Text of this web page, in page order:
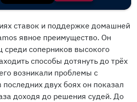
ставок и поддержке домашней
явное преимущество. Он
соперников высокого
способы дотянуть до трёх
возникали проблемы с
двух боях он показал
доходя до решения судей. До